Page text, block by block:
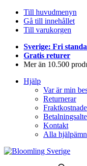
Till huvudmenyn
Gå till innehållet
Till varukorgen
Sverige: Fri
Gratis returer
Mer än 10.500
Hjälp
Var är min
Returnerar
Kontakt
Alla